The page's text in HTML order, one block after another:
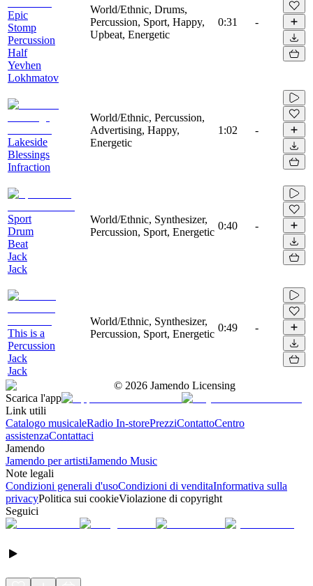
Epic
Stomp
Percussion
Half
Yevhen
Lokhmatov
World/Ethnic, Drums,
Percussion, Sport, Happy,
Upbeat, Energetic
0:31 -
Lakeside
Blessings
Infraction
World/Ethnic, Percussion,
Advertising, Happy,
Energetic
1:02 -
Sport
Drum
Beat
Jack
Jack
World/Ethnic, Synthesizer,
Percussion, Sport, Energetic
0:40 -
This is a
Percussion
Jack
Jack
World/Ethnic, Synthesizer,
Percussion, Sport, Energetic
0:49 -
© 2026 Jamendo Licensing
Scarica l'app
Link utili
Catalogo musicaleRadio In-storePrezziContattoCentro
assistenzaContattaci
Jamendo
Jamendo per artistiJamendo Music
Note legali
Condizioni generali d'usoCondizioni di venditaInformativa sulla
privacyPolitica sui cookieViolazione di copyright
Seguici